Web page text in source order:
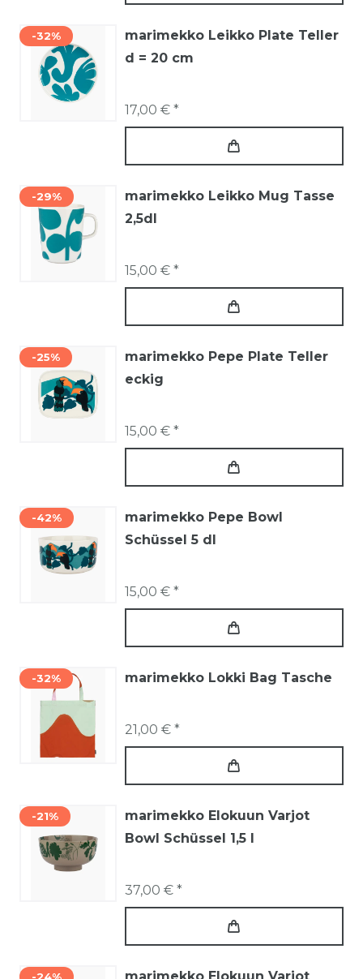
-32%
marimekko Leikko Plate Teller
d = 20 cm
17,00 € *
-29%
marimekko Leikko Mug Tasse
2,5dl
15,00 € *
-25%
marimekko Pepe Plate Teller
eckig
15,00 € *
-42%
marimekko Pepe Bowl
Schüssel 5 dl
15,00 € *
-32% marimekko Lokki Bag Tasche
21,00 € *
-21%
marimekko Elokuun Varjot
Bowl Schüssel 1,5 l
37,00 € *